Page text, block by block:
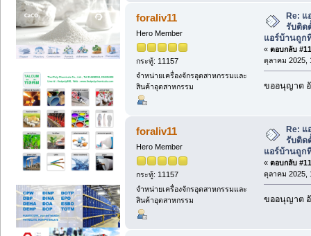
foraliv11
Hero Member
กระทู้: 11157
จำหน่ายเครื่องจักรอุตสาหกรรมและ
สินค้าอุตสาหกรรม
Re: แ
รับติด
แอร์บ้านถูก
« ตอบกลับ
ตุลาคม 2025,
ขออนุญาต
foraliv11
Hero Member
กระทู้: 11157
จำหน่ายเครื่องจักรอุตสาหกรรมและ
สินค้าอุตสาหกรรม
Re: แ
รับติด
แอร์บ้านถูก
« ตอบกลับ
ตุลาคม 2025,
ขออนุญาต